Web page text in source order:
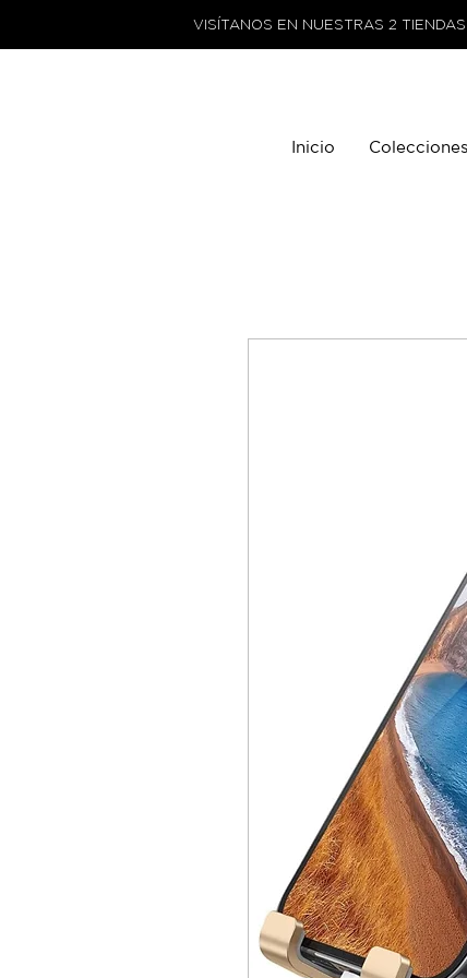
VISÍTANOS EN NUESTRAS 2
Inicio Colecciones